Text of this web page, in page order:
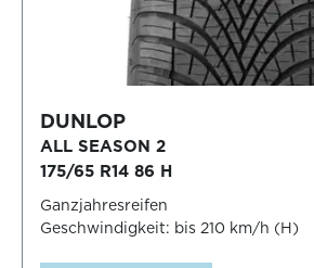
DUNLOP
ALL SEASON 2
175/65 R14 86 H
Ganzjahresreifen
Geschwindigkeit: bis 210 km/h (H)